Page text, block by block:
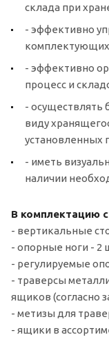
склада при
- эффективно
комплектующих
- эффективно
процесс и
- осуществлять
виду
установленных
- иметь
наличии
В комплектацию
- вертикальные
- опорные ноги - 2
- регулируемые
- траверсы
ящиков (согласно
- метизы для
- ящики в